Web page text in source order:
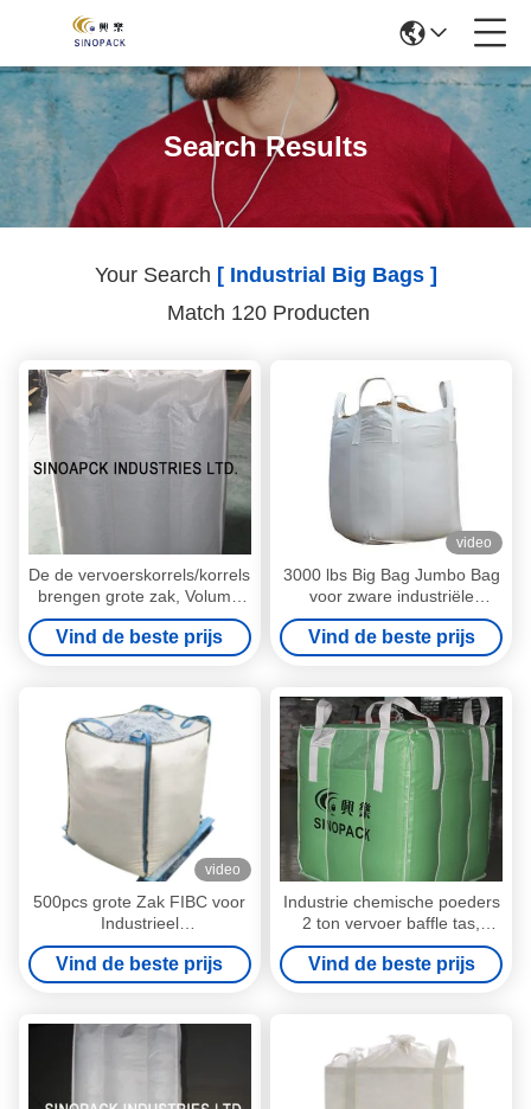
Search Results
Your Search [ Industrial Big Bags ]
Match 120 Producten
De de vervoerskorrels/korrels
brengen grote zak, Volume
20 in de war tot 115 kubieke
voet
Vind de beste prijs
video
3000 lbs Big Bag Jumbo Bag
voor zware industriële
toepassingen
Vind de beste prijs
video
500pcs grote Zak FIBC voor
Industrieel
Landbouwopslagvervoer
Vind de beste prijs
Industrie chemische poeders
2 ton vervoer baffle tas,
vervoeren big bag
Vind de beste prijs